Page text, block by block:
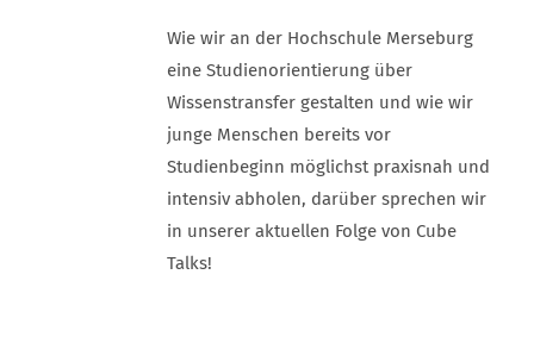
Wie wir an der Hochschule Merseburg
eine Studienorientierung über
Wissenstransfer gestalten und wie wir
junge Menschen bereits vor
Studienbeginn möglichst praxisnah und
intensiv abholen, darüber sprechen wir
in unserer aktuellen Folge von Cube
Talks!